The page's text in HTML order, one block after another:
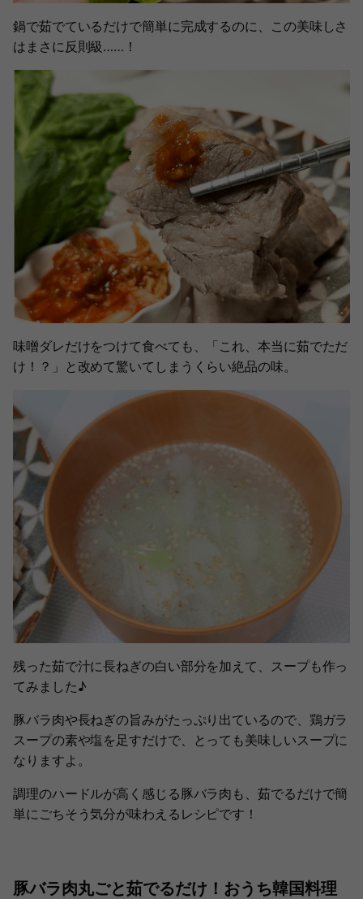
鍋で茹でているだけで簡単に完成するのに、この美味しさ
はまさに反則級……！
味噌ダレだけをつけて食べても、「これ、本当に茹でただ
け！？」と改めて驚いてしまうくらい絶品の味。
残った茹で汁に長ねぎの白い部分を加えて、スープも作っ
てみました♪
豚バラ肉や長ねぎの旨みがたっぷり出ているので、鶏ガラ
スープの素や塩を足すだけで、とっても美味しいスープに
なりますよ。
調理のハードルが高く感じる豚バラ肉も、茹でるだけで簡
単にごちそう気分が味わえるレシピです！
豚バラ肉丸ごと茹でるだけ！おうち韓国料理